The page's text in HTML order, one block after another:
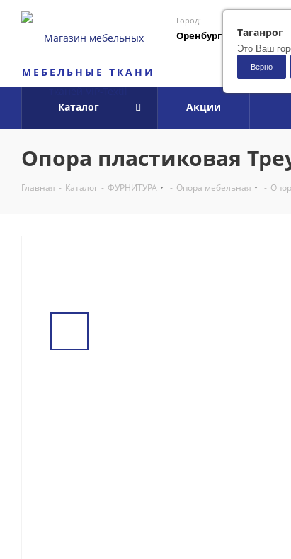
МЕБЕЛЬНЫЕ ТКАНИ
Город:
Оренбург
Каталог Акции
Таганрог
Это Ваш
Верно
Опора пластиковая
Главная - Каталог - ФУРНИТУРА - Опора мебельная -